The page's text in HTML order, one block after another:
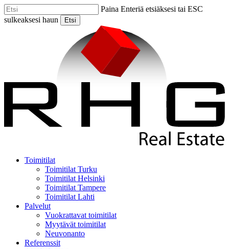
Skip
to
Paina Enteriä etsiäksesi tai ESC
sulkeaksesi haun
Etsi
Menu
Toimitilat
Toimitilat Turku
Toimitilat Helsinki
Toimitilat Tampere
Toimitilat Lahti
Palvelut
Vuokrattavat toimitilat
Myytävät toimitilat
Neuvonanto
Referenssit